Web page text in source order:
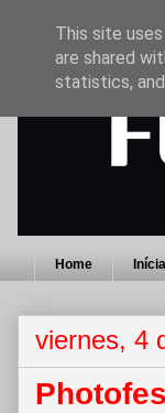
Home
viernes, 4
This site
are shared
statistics,